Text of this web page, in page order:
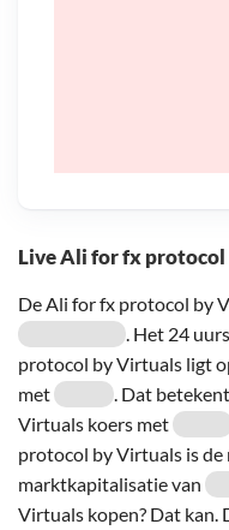
Live Ali for fx
De Ali for fx protocol by
. Het 24
protocol by Virtuals ligt
met
. Dat
Virtuals koers met
protocol by Virtuals is de
marktkapitalisatie van
Virtuals kopen? Dat kan.